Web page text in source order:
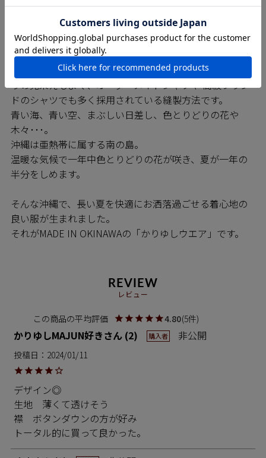
ハン繊維の熟練の技をもつ職人たちによって一枚一枚丁
寧に縫われています。弊社の縫製工場では沖縄県内でい
ち早く「※巻き伏せ縫い」の技術を確立しており、
MAJUNシャツは高いレベルの縫製が約束されています。
※巻き伏せ本縫い・・・耐久性の高い縫製方法で仕上が
りの見栄えもよく、オーダーメイドシャツや 高級ブラン
ドのシャツでも多く採用されている縫製方法です。
青い海、青い空、まぶしい日差し、色とりどりの花や
木々･･･。
沖縄は亜熱帯に属する南の島。
温暖な気候で一年中色とりどりの花が咲き、夏が一年の
半分をしめます。
そんな沖縄で、長い夏を快適にお洒落過ごせる着心地の
良い服が生まれました。
それがMADE IN OKINAWAの「かりゆしウエア」です。
REVIEW
レビュー
4.80 5
かりゆしMAJUN好き 2 購入者 非公開
投稿日 2024/01/11
デザイン◎
生地　薄くて透けそう
襟　ボタンダウンの方が好み
トータル的に買って良かった。